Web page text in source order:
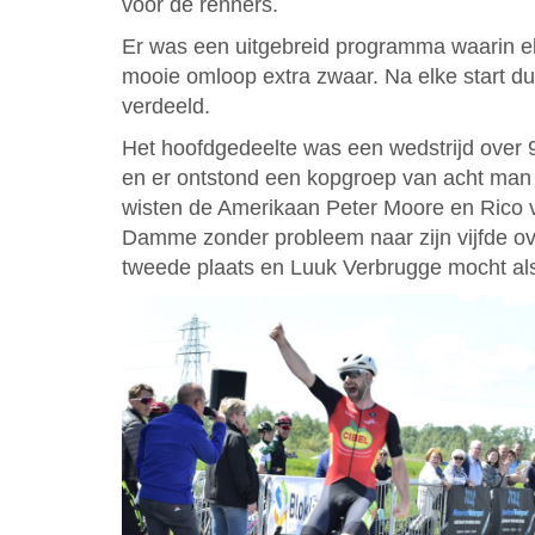
voor de renners.
Er was een uitgebreid programma waarin
mooie omloop extra zwaar. Na elke start
verdeeld.
Het hoofdgedeelte was een wedstrijd
en er ontstond een kopgroep van acht
wisten de Amerikaan Peter Moore en
Damme zonder probleem naar zijn vijfde
tweede plaats en Luuk Verbrugge mocht